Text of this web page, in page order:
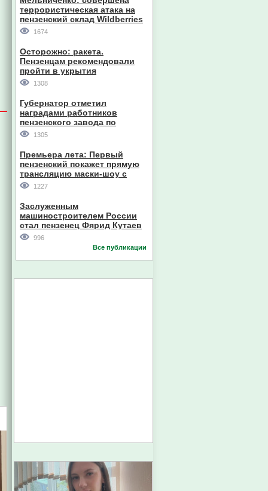
террористическая атака на
пензенский склад Wildberries
1674
Осторожно: ракета.
Пензенцам рекомендовали
пройти в укрытия
1308
Губернатор отметил
наградами работников
пензенского завода по
производству станков
1305
Премьера лета: Первый
пензенский покажет прямую
трансляцию маски-шоу с
участием компании из Южной
1227
Заслуженным
машиностроителем России
стал пензенец Фярид Кутаев
996
Все публикации